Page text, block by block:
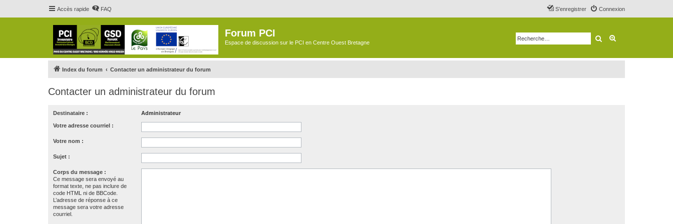
Accès rapide FAQ Connexion
S’enregistrer
Forum PCI
Espace de discussion sur le PCI en Centre Ouest Bretagne Rechercher
Index du forum Contacter un administrateur du forum
Contacter un administrateur du forum
Destinataire : Administrateur
Votre adresse courriel :
Votre nom :
Sujet :
Corps du message :
Ce message sera envoyé au
format texte, ne pas inclure de
code HTML ni de BBCode.
L’adresse de réponse à ce
message sera votre adresse
courriel.